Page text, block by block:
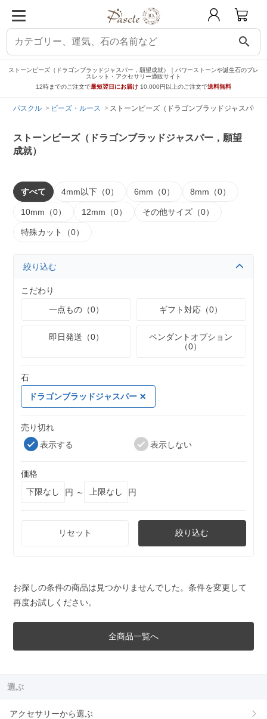
search
ストーンビーズ（ドラゴンブラッドジャスパー，願望成就）｜パワーストーンや誕生石のブレ
スレット・アクセサリー通販サイト
12時までのご注文で最短翌日にお届け 10,000円以上のご注文で送料無料
パスクル ビーズ・ルース ストーンビーズ（ドラゴンブラッドジャスパー
ストーンビーズ（ドラゴンブラッドジャスパー，願望
成就）
すべて 4mm以下（0） 6mm（0） 8mm（0）
10mm（0） 12mm（0） その他サイズ（0）
特殊カット（0）
絞り込む
こだわり
一点もの（0）
ギフト対応（0）
即日発送（0）
ペンダントオプション
（0）
石
ドラゴンブラッドジャスパー
売り切れ
表示する
表示しない
価格
円 ～
円
リセット 絞り込む
お探しの条件の商品は見つかりませんでした。条件を変更して
再度お試しください。
全商品一覧へ
選ぶ
アクセサリーから選ぶ